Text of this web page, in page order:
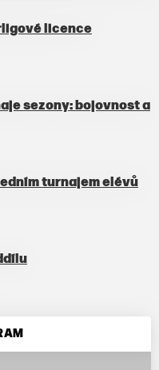
licence
sezony: bojovnost a
turnajem elévů